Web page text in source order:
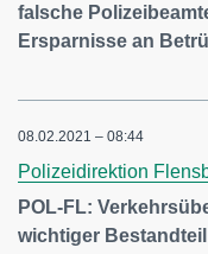
falsche
Ersparnisse an
08.02.2021 – 08:44
Polizeidirektion
POL-FL:
wichtiger